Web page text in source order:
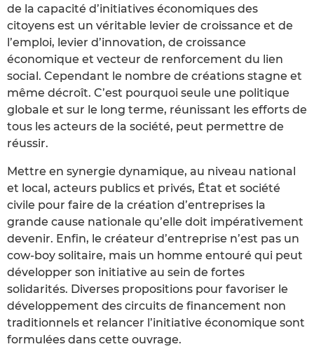
de la capacité d’initiatives économiques des
citoyens est un véritable levier de croissance et de
l’emploi, levier d’innovation, de croissance
économique et vecteur de renforcement du lien
social. Cependant le nombre de créations stagne et
même décroît. C’est pourquoi seule une politique
globale et sur le long terme, réunissant les efforts de
tous les acteurs de la société, peut permettre de
réussir.
Mettre en synergie dynamique, au niveau national
et local, acteurs publics et privés, État et société
civile pour faire de la création d’entreprises la
grande cause nationale qu’elle doit impérativement
devenir. Enfin, le créateur d’entreprise n’est pas un
cow-boy solitaire, mais un homme entouré qui peut
développer son initiative au sein de fortes
solidarités. Diverses propositions pour favoriser le
développement des circuits de financement non
traditionnels et relancer l’initiative économique sont
formulées dans cette ouvrage.